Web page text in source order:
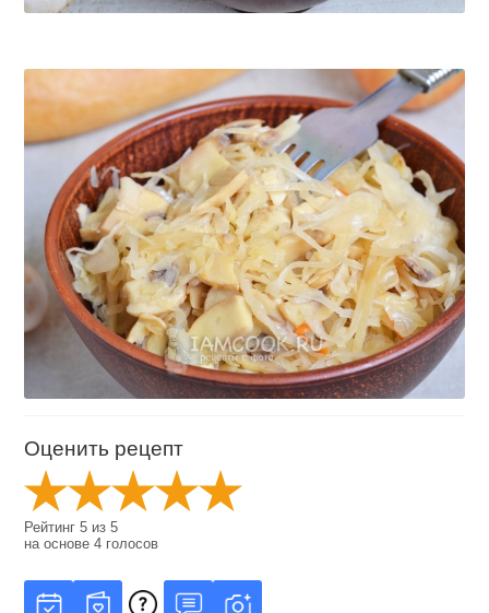
Оценить рецепт
Рейтинг5 из5
на основе4 голосов